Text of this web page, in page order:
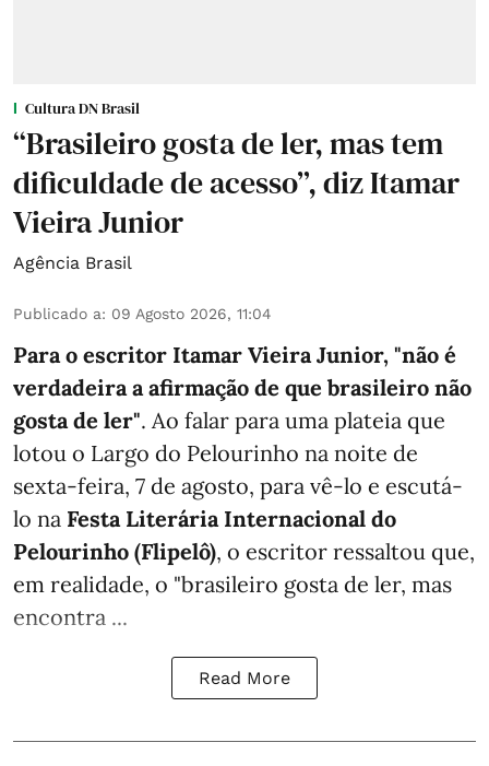
Cultura DN Brasil
“Brasileiro gosta de ler, mas tem
dificuldade de acesso”, diz Itamar
Vieira Junior
Agência Brasil
Publicado a: 09 Agosto 2026, 11:04
Para o escritor Itamar Vieira Junior, "não é
verdadeira a afirmação de que brasileiro não
gosta de ler". Ao falar para uma plateia que
lotou o Largo do Pelourinho na noite de
sexta-feira, 7 de agosto, para vê-lo e escutá-
lo na Festa Literária Internacional do
Pelourinho (Flipelô), o escritor ressaltou que,
em realidade, o "brasileiro gosta de ler, mas
encontra ...
Read More